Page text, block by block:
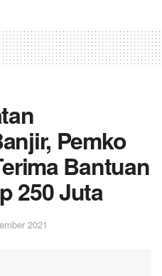
Pemko
Bantuan
250 Juta
2021